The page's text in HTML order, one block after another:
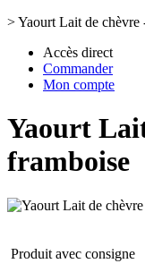
>Yaourt Lait de chèvre
Accès direct
Commander
Mon compte
Yaourt
framboise
Produit avec consigne